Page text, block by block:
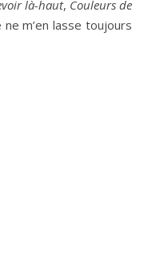
là-haut, Couleurs de
ne m’en lasse toujours